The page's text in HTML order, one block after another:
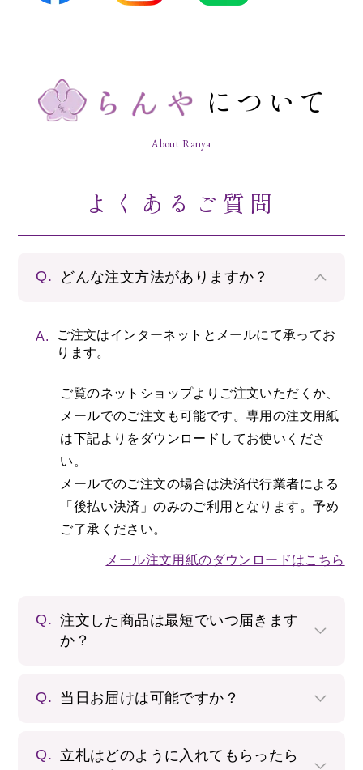
について
About Ranya
よくあるご質問
Q. どんな注文方法がありますか？
A.
ご注文はインターネットとメールにて承ってお
ります。
ご覧のネットショップよりご注文いただくか、
メールでのご注文も可能です。専用の注文用紙
は下記よりをダウンロードしてお使いくださ
い。
メールでのご注文の場合は決済代行業者による
「後払い決済」のみのご利用となります。予め
ご了承ください。
メール注文用紙のダウンロードはこちら
Q. 注文した商品は最短でいつ届きます
か？
Q. 当日お届けは可能ですか？
Q. 立札はどのように入れてもらったら